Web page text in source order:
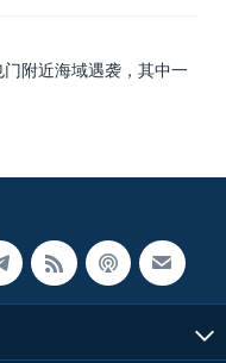
附近海域遇袭，其中一